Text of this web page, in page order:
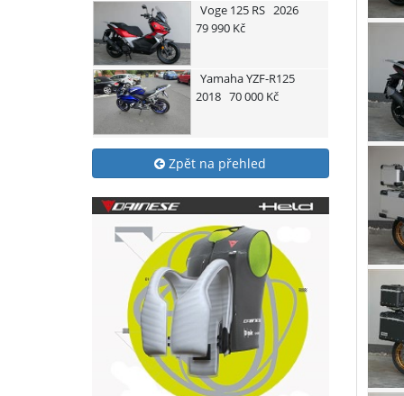
Voge125 RS 2026
79 990 Kč
YamahaYZF-R125
2018 70 000 Kč
Zpět na přehled